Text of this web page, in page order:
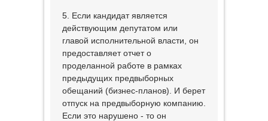
5. Если кандидат является
действующим депутатом или
главой исполнительной власти, он
предоставляет отчет о
проделанной работе в рамках
предыдущих предвыборных
обещаний (бизнес-планов). И берет
отпуск на предвыборную компанию.
Если это нарушено - то он